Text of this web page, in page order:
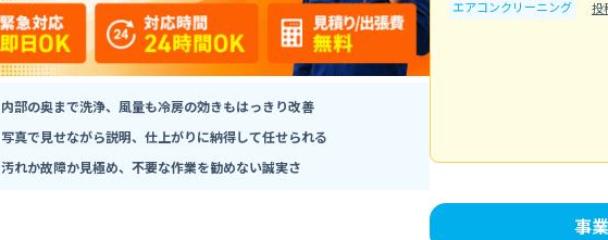
内部の奥まで洗浄、風量も冷房の効きもはっきり改善
写真で見せながら説明、仕上がりに納得して任せられる
汚れか故障か見極め、不要な作業を勧めない誠実さ
エアコンクリーニング 投
事